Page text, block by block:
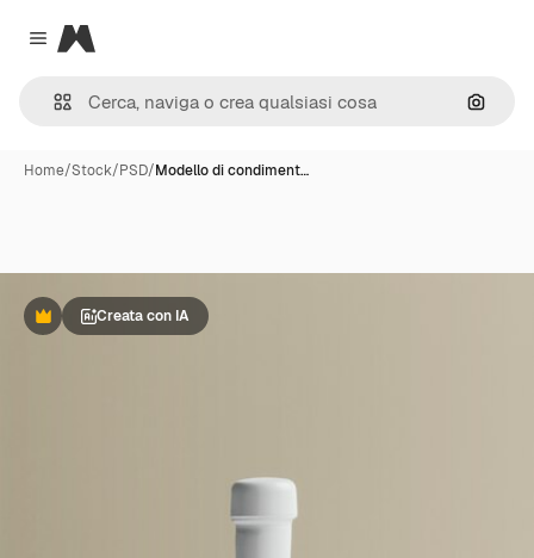
Close menu
Magnific
Cerca
Home/Stock/PSD/Modello di condiment…
PremiumCreata con IA